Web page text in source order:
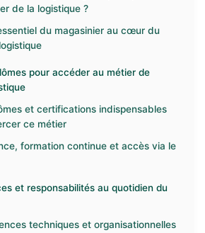
de la logistique ?
du magasinier au cœur du
pour accéder au métier de
et certifications indispensables
ce métier
formation continue et accès via le
et responsabilités au quotidien du
techniques et organisationnelles